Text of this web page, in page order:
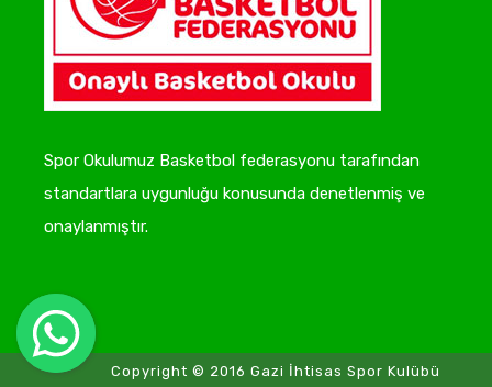
Spor Okulumuz Basketbol federasyonu tarafından
standartlara uygunluğu konusunda denetlenmiş ve
onaylanmıştır.
Copyright © 2016 Gazi İhtisas Spor Kulübü